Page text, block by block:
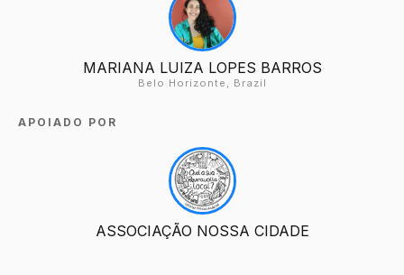
MARIANA LUIZA LOPES BARROS
Belo Horizonte, Brazil
APOIADO POR
ASSOCIAÇÃO NOSSA CIDADE